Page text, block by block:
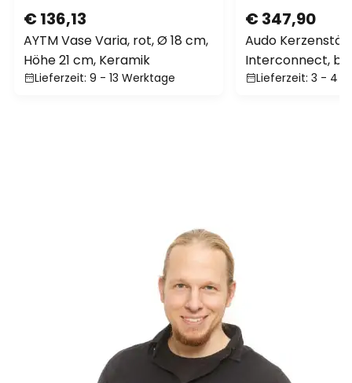
€ 136,13
AYTM Vase Varia, rot, Ø 18 cm,
Höhe 21 cm, Keramik
Lieferzeit: 9 - 13 Werktage
€ 347,90
Audo
Interconnect,
cmLieferzeit: 3 - 4